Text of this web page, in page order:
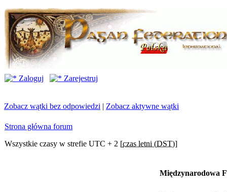
Zaloguj Zarejestruj
Zobacz wątki bez odpowiedzi | Zobacz aktywne wątki
Strona główna forum
Wszystkie czasy w strefie UTC + 2 [czas letni (DST)]
Międzynarodowa